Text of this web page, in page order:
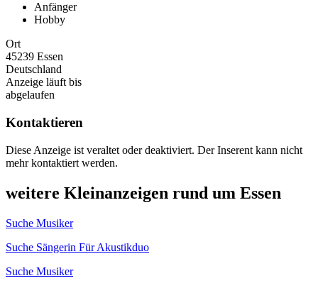
Anfänger
Hobby
Ort
45239 Essen
Deutschland
Anzeige läuft bis
abgelaufen
Kontaktieren
Diese Anzeige ist veraltet oder deaktiviert. Der Inserent kann nicht
mehr kontaktiert werden.
weitere Kleinanzeigen rund um Essen
Suche Musiker
Suche Sängerin Für Akustikduo
Suche Musiker